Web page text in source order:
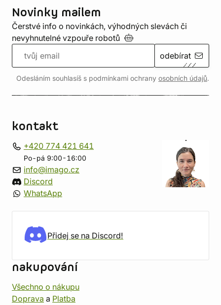
Novinky mailem
Čerstvé info o novinkách, výhodných slevách či
nevyhnutelné vzpouře robotů
odebírat
Odesláním souhlasíš s podmínkami ochrany osobních údajů.
kontakt
+420 774 421 641
Po-pá 9:00-16:00
info@imago.cz
Discord
WhatsApp
Přidej se na Discord!
nakupování
Všechno o nákupu
Doprava a Platba